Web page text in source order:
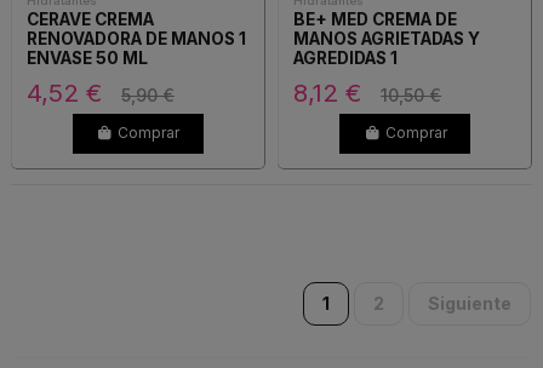
CERAVE CREMA
RENOVADORA DE MANOS 1
ENVASE 50 ML
4,52 € 5,90 €
Comprar
BE+ MED CREMA DE
MANOS AGRIETADAS Y
AGREDIDAS 1
8,12 € 10,50 €
Comprar
1 2 Siguiente